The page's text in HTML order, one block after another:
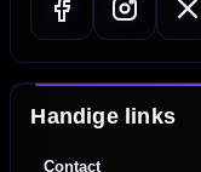
Handige links
Contact